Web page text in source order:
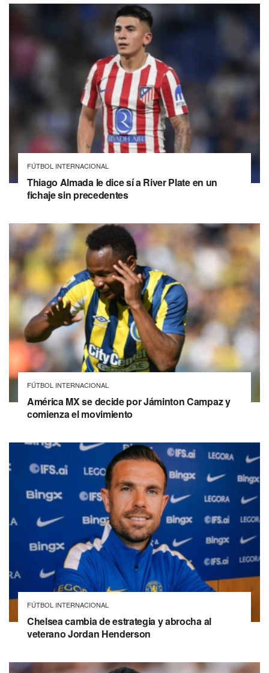
FÚTBOL INTERNACIONAL
Thiago Almada le dice sí a River Plate en un
fichaje sin precedentes
FÚTBOL INTERNACIONAL
América MX se decide por Jáminton Campaz y
comienza el movimiento
FÚTBOL INTERNACIONAL
Chelsea cambia de estrategia y abrocha al
veterano Jordan Henderson